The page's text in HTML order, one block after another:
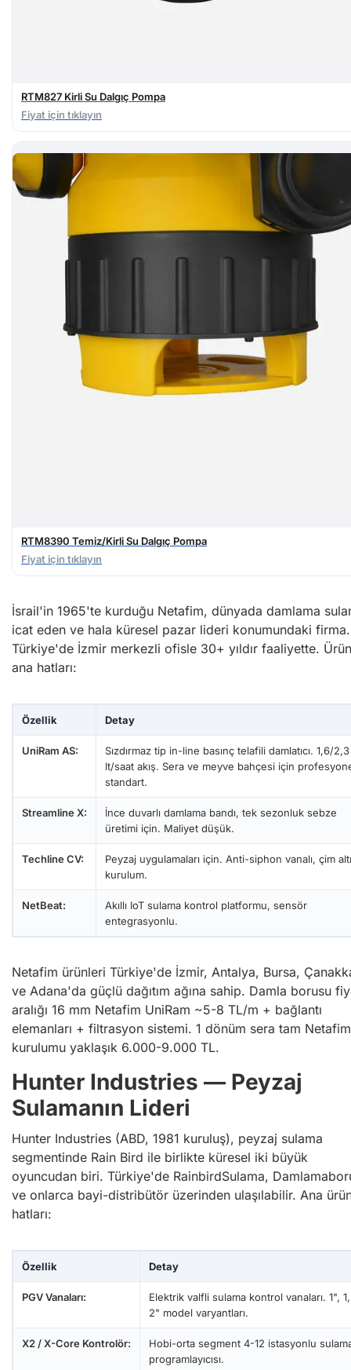
RTM827 Kirli Su Dalgıç Pompa
Fiyat için tıklayın
RTM8390 Temiz/Kirli Su Dalgıç Pompa
Fiyat için tıklayın
İsrail'in 1965'te kurduğu Netafim, dünyada damlama
icat eden ve hala küresel pazar lideri konumundaki firma.
Türkiye'de İzmir merkezli ofisle 30+ yıldır faaliyette. Ürün
ana hatları:
Özellik Detay
UniRam AS:
Sızdırmaz tip in-line basınç telafili damlatıcı. 1,6/2,3
lt/saat akış. Sera ve meyve bahçesi için
standart.
Streamline X:
İnce duvarlı damlama bandı, tek sezonluk sebze
üretimi için. Maliyet düşük.
Techline CV:
Peyzaj uygulamaları için. Anti-siphon vanalı, çim altı
kurulum.
NetBeat:
Akıllı IoT sulama kontrol platformu, sensör
entegrasyonlu.
Netafim ürünleri Türkiye'de İzmir, Antalya, Bursa,
ve Adana'da güçlü dağıtım ağına sahip. Damla borusu
aralığı 16 mm Netafim UniRam ~5-8 TL/m + bağlantı
elemanları + filtrasyon sistemi. 1 dönüm sera tam Netafim
kurulumu yaklaşık 6.000-9.000 TL.
Hunter Industries — Peyzaj
Sulamanın Lideri
Hunter Industries (ABD, 1981 kuruluş), peyzaj sulama
segmentinde Rain Bird ile birlikte küresel iki büyük
oyuncudan biri. Türkiye'de RainbirdSulama,
ve onlarca bayi-distribütör üzerinden ulaşılabilir. Ana
hatları:
Özellik Detay
PGV Vanaları:
Elektrik valfli sulama kontrol vanaları. 1",
2" model varyantları.
X2 / X-Core Kontrolör:
Hobi-orta segment 4-12 istasyonlu
programlayıcısı.